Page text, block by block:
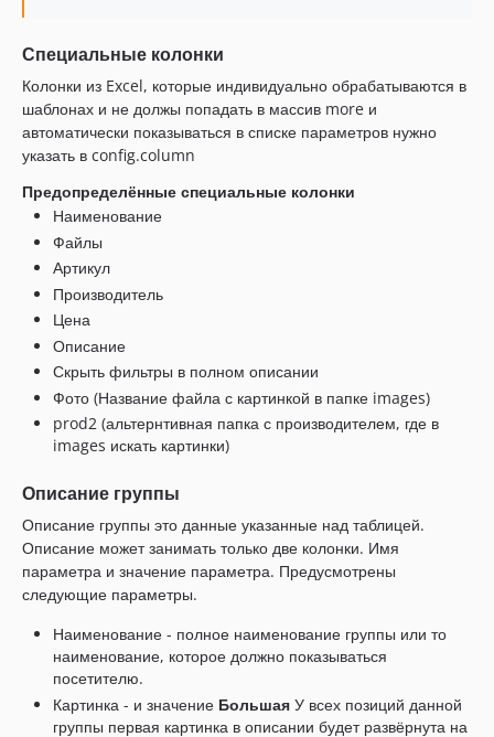
Специальные колонки
Колонки из Excel, которые индивидуально обрабатываются в
шаблонах и не должы попадать в массив more и
автоматически показываться в списке параметров нужно
указать в config.column
Предопределённые специальные колонки
Наименование
Файлы
Артикул
Производитель
Цена
Описание
Скрыть фильтры в полном описании
Фото (Название файла с картинкой в папке images)
prod2 (альтернтивная папка с производителем, где в
images искать картинки)
Описание группы
Описание группы это данные указанные над таблицей.
Описание может занимать только две колонки. Имя
параметра и значение параметра. Предусмотрены
следующие параметры.
Наименование - полное наименование группы или то
наименование, которое должно показываться
посетителю.
Картинка - и значение Большая У всех позиций данной
группы первая картинка в описании будет развёрнута на